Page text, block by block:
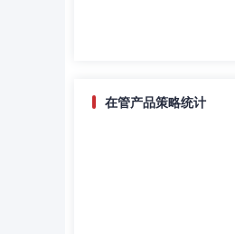
在管产品策略统计